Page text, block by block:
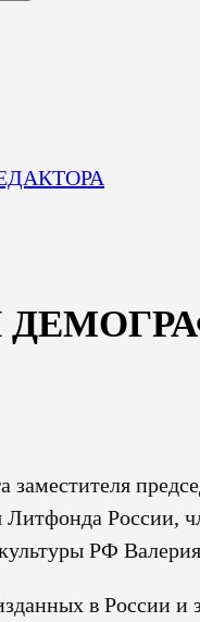
Литфонда России,
РФ
в России